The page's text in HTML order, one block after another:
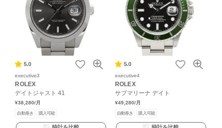
5.0
executive3
ROLEX
デイトジャスト 41
¥38,280/月
自動巻き 購入可能
5.0
executive4
ROLEX
サブマリーナ デイト
¥49,280/月
自動巻き 購入可能